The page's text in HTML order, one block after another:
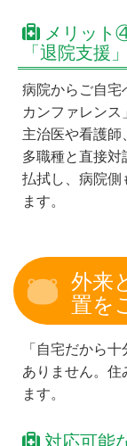
メリット
「退院支援」
病院からご自宅
カンファレン
主治医や看護
多職種と直接
払拭し、病院側
ます。
外来
置を
「自宅だから
ありません。
ます。
対応可能